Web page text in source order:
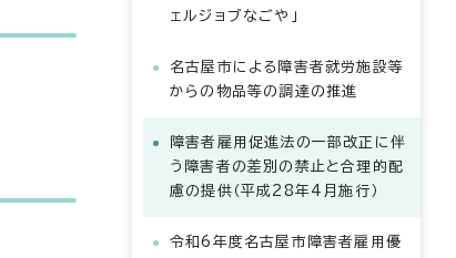
ェルジョブなごや」
名古屋市による障害者就労施設等
からの物品等の調達の推進
障害者雇用促進法の一部改正に伴
う障害者の差別の禁止と合理的配
慮の提供（平成28年4月施行）
令和6年度名古屋市障害者雇用優